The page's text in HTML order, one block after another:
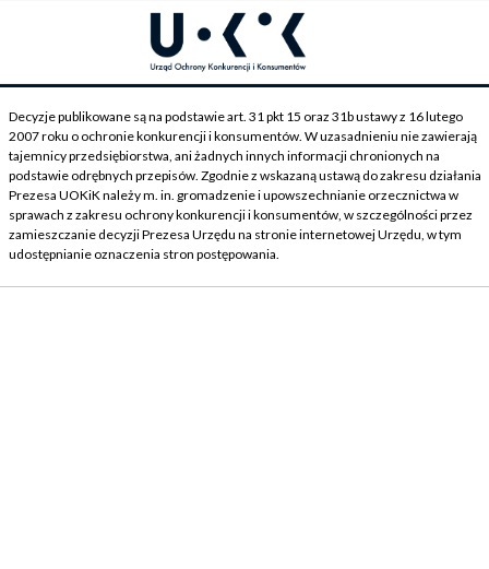
Decyzje publikowane są na podstawie art. 31 pkt 15 oraz 31b ustawy z 16 lutego
2007 roku o ochronie konkurencji i konsumentów. W uzasadnieniu nie zawierają
tajemnicy przedsiębiorstwa, ani żadnych innych informacji chronionych na
podstawie odrębnych przepisów. Zgodnie z wskazaną ustawą do zakresu działania
Prezesa UOKiK należy m. in. gromadzenie i upowszechnianie orzecznictwa w
sprawach z zakresu ochrony konkurencji i konsumentów, w szczególności przez
zamieszczanie decyzji Prezesa Urzędu na stronie internetowej Urzędu, w tym
udostępnianie oznaczenia stron postępowania.